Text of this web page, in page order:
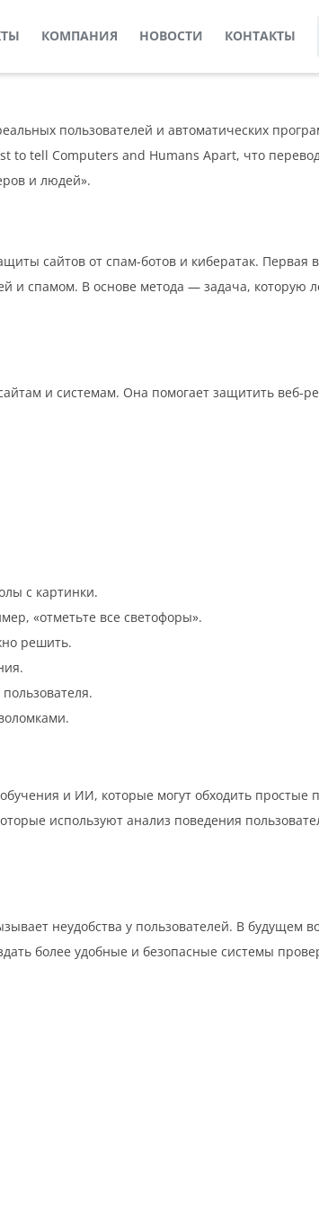
КОМПАНИЯ НОВОСТИ КОНТАКТЫ
пользователей и автоматических
to tell Computers and Humans Apart, что
и людей».
сайтов от спам-ботов и кибератак. Первая
и спамом. В основе метода — задача, которую
и системам. Она помогает защитить веб-
с картинки.
«отметьте все светофоры».
решить.
и ИИ, которые могут обходить простые
используют анализ поведения
неудобства у пользователей. В будущем
более удобные и безопасные системы